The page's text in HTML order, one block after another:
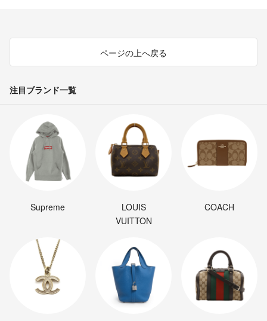
ページの上へ戻る
注目ブランド一覧
Supreme
LOUIS
VUITTON
COACH